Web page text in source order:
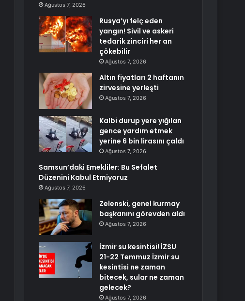
Ağustos 7, 2026
Rusya’yı felç eden
yangın! Sivil ve askeri
tedarik zinciri her an
çökebilir
Ağustos 7, 2026
Altın fiyatları 2 haftanın
zirvesine yerleşti
Ağustos 7, 2026
Kalbi durup yere yığılan
gence yardım etmek
yerine 6 bin lirasını çaldı
Ağustos 7, 2026
Samsun’daki Emekliler: Bu Sefalet
Düzenini Kabul Etmiyoruz
Ağustos 7, 2026
Zelenski, genel kurmay
başkanını görevden aldı
Ağustos 7, 2026
İzmir su kesintisi! İZSU
21-22 Temmuz İzmir su
kesintisi ne zaman
bitecek, sular ne zaman
gelecek?
Ağustos 7, 2026